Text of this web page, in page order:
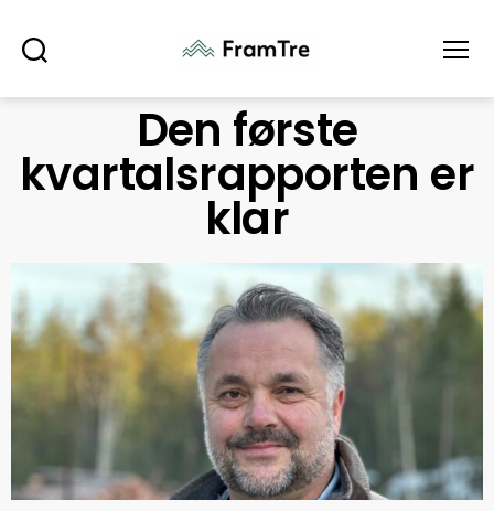
Den første
kvartalsrapporten er
klar